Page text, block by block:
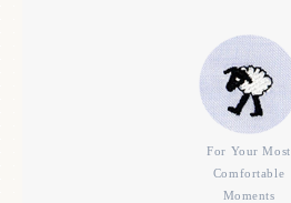
For Your Most
Comfortable
Moments